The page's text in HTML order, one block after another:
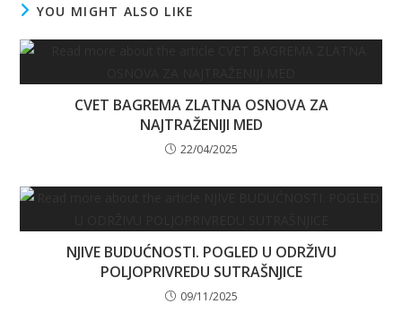
YOU MIGHT ALSO LIKE
CVET BAGREMA ZLATNA OSNOVA ZA
NAJTRAŽENIJI MED
22/04/2025
NJIVE BUDUĆNOSTI. POGLED U ODRŽIVU
POLJOPRIVREDU SUTRAŠNJICE
09/11/2025